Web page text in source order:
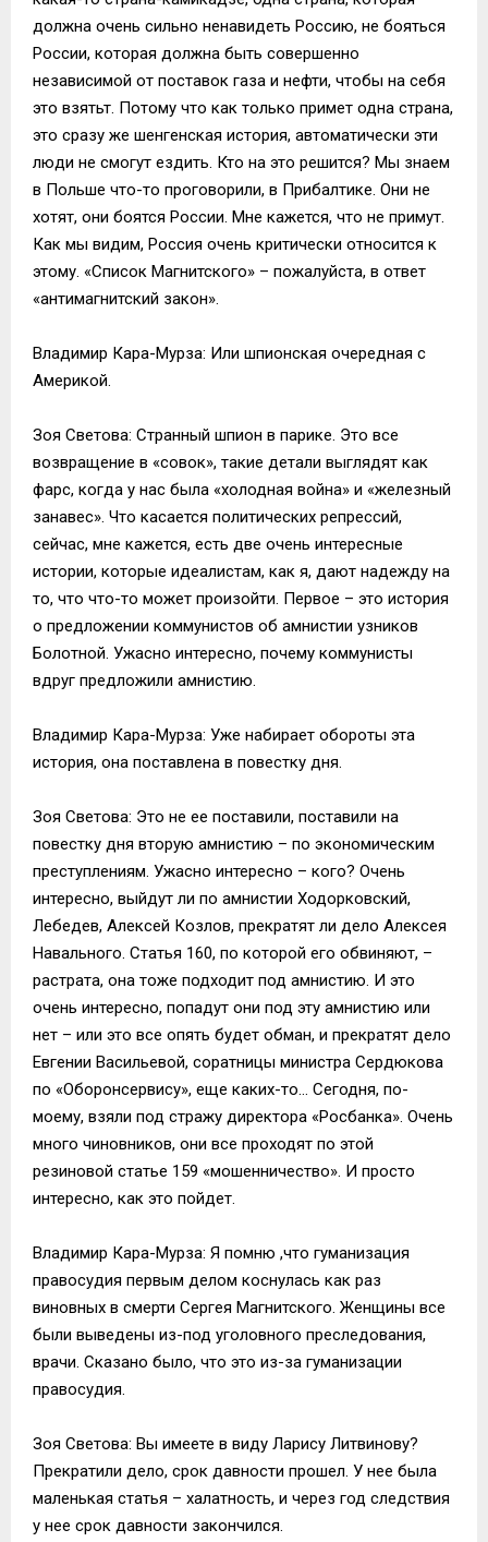
должна очень сильно ненавидеть Россию, не бояться
России, которая должна быть совершенно
независимой от поставок газа и нефти, чтобы на себя
это взятьт. Потому что как только примет одна страна,
это сразу же шенгенская история, автоматически эти
люди не смогут ездить. Кто на это решится? Мы знаем
в Польше что-то проговорили, в Прибалтике. Они не
хотят, они боятся России. Мне кажется, что не примут.
Как мы видим, Россия очень критически относится к
этому. «Список Магнитского» – пожалуйста, в ответ
«антимагнитский закон».
Владимир Кара-Мурза: Или шпионская очередная с
Америкой.
Зоя Светова: Странный шпион в парике. Это все
возвращение в «совок», такие детали выглядят как
фарс, когда у нас была «холодная война» и «железный
занавес». Что касается политических репрессий,
сейчас, мне кажется, есть две очень интересные
истории, которые идеалистам, как я, дают надежду на
то, что что-то может произойти. Первое – это история
о предложении коммунистов об амнистии узников
Болотной. Ужасно интересно, почему коммунисты
вдруг предложили амнистию.
Владимир Кара-Мурза: Уже набирает обороты эта
история, она поставлена в повестку дня.
Зоя Светова: Это не ее поставили, поставили на
повестку дня вторую амнистию – по экономическим
преступлениям. Ужасно интересно – кого? Очень
интересно, выйдут ли по амнистии Ходорковский,
Лебедев, Алексей Козлов, прекратят ли дело Алексея
Навального. Статья 160, по которой его обвиняют, –
растрата, она тоже подходит под амнистию. И это
очень интересно, попадут они под эту амнистию или
нет – или это все опять будет обман, и прекратят дело
Евгении Васильевой, соратницы министра Сердюкова
по «Оборонсервису», еще каких-то… Сегодня, по-
моему, взяли под стражу директора «Росбанка». Очень
много чиновников, они все проходят по этой
резиновой статье 159 «мошенничество». И просто
интересно, как это пойдет.
Владимир Кара-Мурза: Я помню ,что гуманизация
правосудия первым делом коснулась как раз
виновных в смерти Сергея Магнитского. Женщины все
были выведены из-под уголовного преследования,
врачи. Сказано было, что это из-за гуманизации
правосудия.
Зоя Светова: Вы имеете в виду Ларису Литвинову?
Прекратили дело, срок давности прошел. У нее была
маленькая статья – халатность, и через год следствия
у нее срок давности закончился.